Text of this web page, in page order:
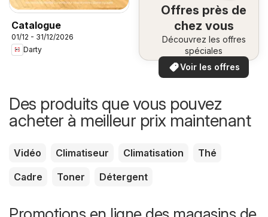
Catalogue
01/12 - 31/12/2026
Darty
Offres près de
chez vous
Découvrez les offres
spéciales
Voir les offres
Des produits que vous pouvez
acheter à meilleur prix maintenant
Vidéo Climatiseur Climatisation
Thé
Cadre
Toner Détergent